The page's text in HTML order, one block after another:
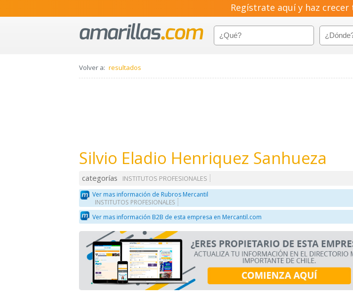
Regístrate aquí y haz crecer
Volver a: resultados
Silvio Eladio Henriquez Sanhueza
categorías
INSTITUTOS PROFESIONALES
Ver mas información de Rubros Mercantil
INSTITUTOS PROFESIONALES
Ver mas información B2B de esta empresa en Mercantil.com